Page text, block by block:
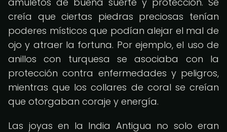
creía que ciertas piedras preciosas tenían
poderes místicos que podían alejar el mal de
ojo y atraer la fortuna. Por ejemplo, el uso de
anillos con turquesa se asociaba con la
protección contra enfermedades y peligros,
mientras que los collares de coral se creían
que otorgaban coraje y energía.
Las joyas en la India Antigua no solo eran